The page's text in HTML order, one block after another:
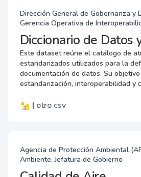
Dirección General de Gobernanza y
Gerencia Operativa de
Diccionario de Datos
Este dataset reúne el catálogo de
estandarizados utilizados para la
documentación de datos. Su
estandarización, interoperabilidad y
| otro csv
Agencia de Protección Ambiental
Ambiente. Jefatura de Gobierno